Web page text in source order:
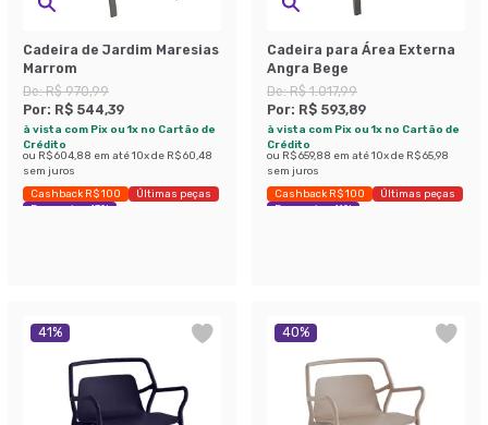
Cadeira de Jardim Maresias
Marrom
De:R$ 970,99
Por: R$ 544,39
à vista com Pix ou 1x no Cartão de
Crédito
ou R$ 604,88 em até10x de R$ 60,48
sem juros
Cashback R$ 100
Últimas peças
Economize 43%
Cadeira para Área Externa
Angra Bege
De:R$ 1.017,99
Por: R$ 593,89
à vista com Pix ou 1x no Cartão de
Crédito
ou R$ 659,88 em até10x de R$ 65,98
sem juros
Cashback R$ 100
Últimas peças
Economize 41%
41% 40%